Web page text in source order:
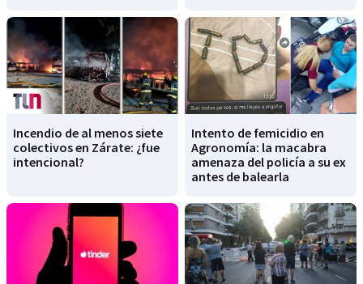
Incendio de al menos siete
colectivos en Zárate: ¿fue
intencional?
Intento de femicidio en
Agronomía: la macabra
amenaza del policía a su ex
antes de balearla